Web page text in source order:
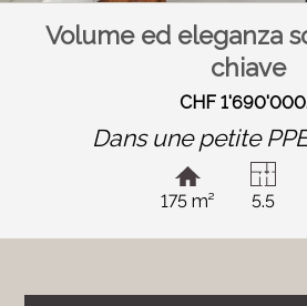
Volume ed eleganza
chiave
CHF
Dans une petite
175 m² 5.5